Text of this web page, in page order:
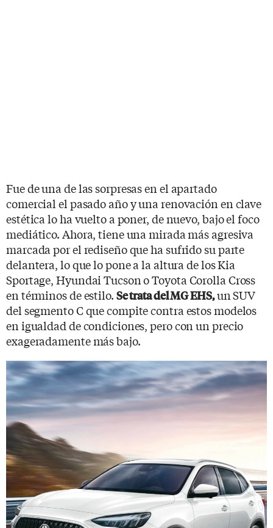
Fue de una de las sorpresas en el apartado
comercial el pasado año y una renovación en clave
estética lo ha vuelto a poner, de nuevo, bajo el foco
mediático. Ahora, tiene una mirada más agresiva
marcada por el rediseño que ha sufrido su parte
delantera, lo que lo pone a la altura de los Kia
Sportage, Hyundai Tucson o Toyota Corolla Cross
en términos de estilo. Se trata del MG EHS,un SUV
del segmento C que compite contra estos modelos
en igualdad de condiciones, pero con un precio
exageradamente más bajo.